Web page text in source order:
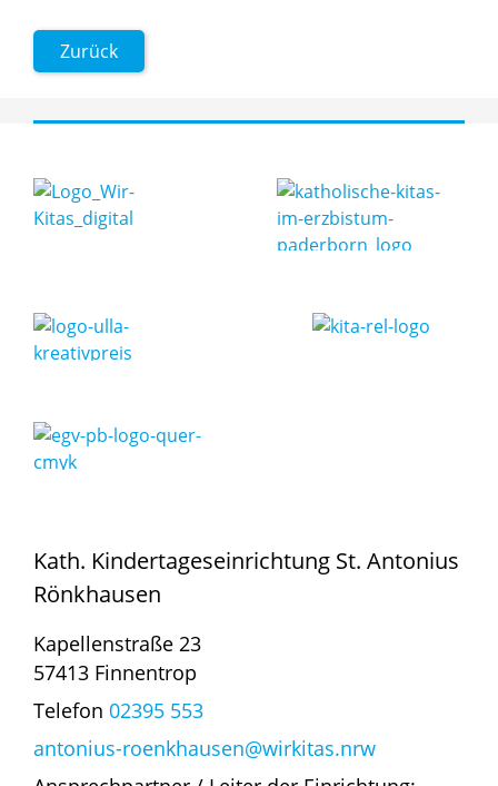
Zurück
Kath. Kindertageseinrichtung St. Antonius
Rönkhausen
Kapellenstraße 23
57413 Finnentrop
Telefon 02395 553
antonius-roenkhausen@wirkitas.nrw